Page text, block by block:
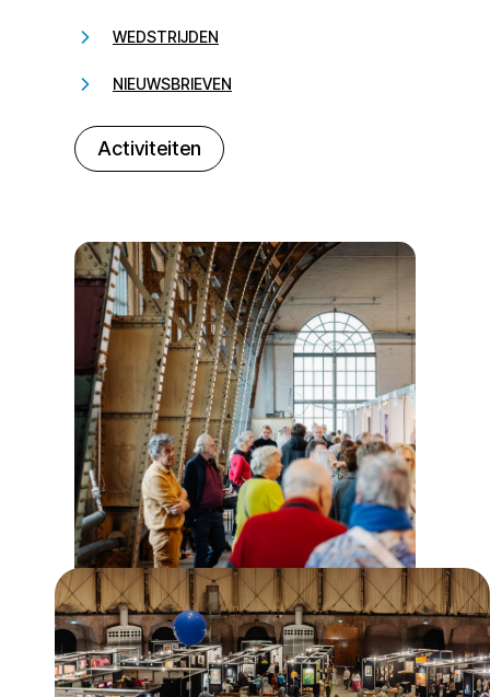
WEDSTRIJDEN
NIEUWSBRIEVEN
Activiteiten
232323